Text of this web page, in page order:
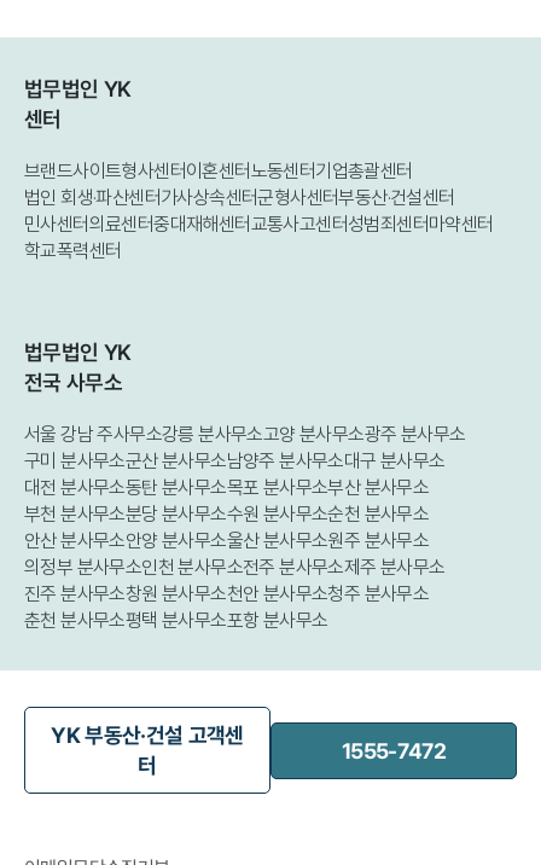
법무법인 YK
센터
브랜드사이트형사센터이혼센터노동센터기업총괄센터
법인 회생·파산센터가사상속센터군형사센터부동산·건설센터
민사센터의료센터중대재해센터교통사고센터성범죄센터마약센터
학교폭력센터
법무법인 YK
전국 사무소
서울 강남 주사무소강릉 분사무소고양 분사무소광주 분사무소
구미 분사무소군산 분사무소남양주 분사무소대구 분사무소
대전 분사무소동탄 분사무소목포 분사무소부산 분사무소
부천 분사무소분당 분사무소수원 분사무소순천 분사무소
안산 분사무소안양 분사무소울산 분사무소원주 분사무소
의정부 분사무소인천 분사무소전주 분사무소제주 분사무소
진주 분사무소창원 분사무소천안 분사무소청주 분사무소
춘천 분사무소평택 분사무소포항 분사무소
YK 부동산·건설 고객센
터
1555-7472